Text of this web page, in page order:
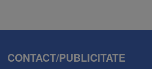
CONTACT/PUBLICITATE